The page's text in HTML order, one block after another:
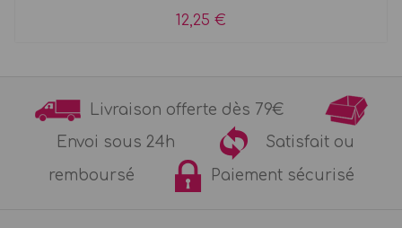
12,25 €
Livraison offerte dès 79€
Envoi sous 24h
Satisfait ou
remboursé
Paiement sécurisé